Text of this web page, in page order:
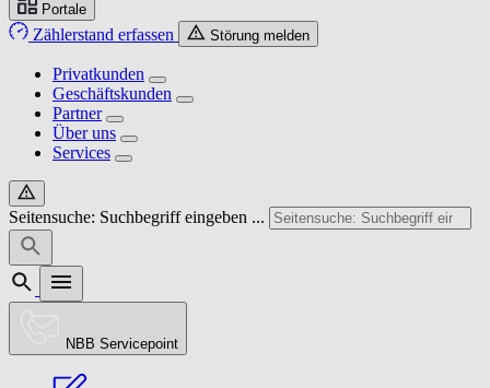
Portale
Zählerstand erfassen Störung melden
Privatkunden
Geschäftskunden
Partner
Über uns
Services
Seitensuche: Suchbegriff eingeben ...
NBB Servicepoint